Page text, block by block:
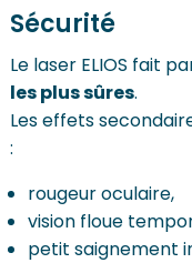
Sécurité
Le laser ELIOS fait
les plus sûres.
Les effets
:
rougeur oculaire,
vision floue
petit saignement